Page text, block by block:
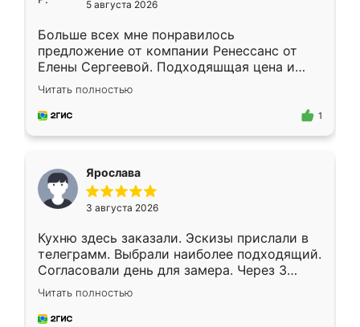
5 августа 2026
Больше всех мне понравилось
предложение от компании Ренессанс от
Елены Сергеевой. Подходяшщая цена и
короткие сроки изготовления. Приехавший
для замера сотрудник Владислав
предложил по моему эскизу самый
Читать полностью
1
Ярослава
3 августа 2026
Кухню здесь заказали. Эскизы прислали в
телеграмм. Выбрали наиболее подходящий.
Согласовали день для замера. Через 3
недели кухня была уже готова. Остались
довольны работой. Спасибо Ренессанс
мебель за качественную работу!
Читать полностью